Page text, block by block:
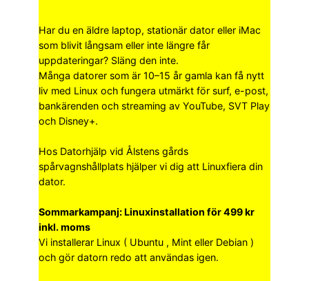
Har du en äldre laptop, stationär dator eller iMac
som blivit långsam eller inte längre får
uppdateringar? Släng den inte.
Många datorer som är 10–15 år gamla kan få nytt
liv med Linux och fungera utmärkt för surf, e-post,
bankärenden och streaming av YouTube, SVT Play
och Disney+.
Hos Datorhjälp vid Ålstens gårds
spårvagnshållplats hjälper vi dig att Linuxfiera din
dator.
Sommarkampanj: Linuxinstallation för 499 kr
inkl. moms
Vi installerar Linux ( Ubuntu , Mint eller Debian )
och gör datorn redo att användas igen.